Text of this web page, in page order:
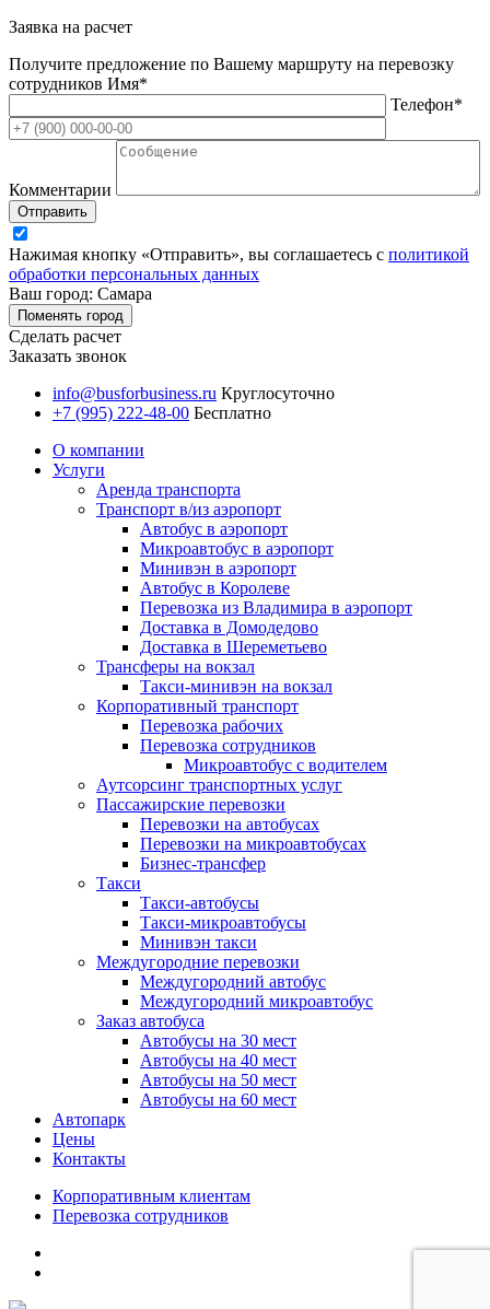
Заявка на расчет
Получите предложение по Вашему маршруту на перевозку
сотрудников Имя*
Телефон*
Комментарии
Отправить
Нажимая кнопку «Отправить», вы соглашаетесь с политикой
обработки персональных данных
Ваш город: Самара
Поменять город
Сделать расчет
Заказать звонок
info@busforbusiness.ru Круглосуточно
+7 (995) 222-48-00 Бесплатно
О компании
Услуги
Аренда транспорта
Транспорт в/из аэропорт
Автобус в аэропорт
Микроавтобус в аэропорт
Минивэн в аэропорт
Автобус в Королеве
Перевозка из Владимира в аэропорт
Доставка в Домодедово
Доставка в Шереметьево
Трансферы на вокзал
Такси-минивэн на вокзал
Корпоративный транспорт
Перевозка рабочих
Перевозка сотрудников
Микроавтобус с водителем
Аутсорсинг транспортных услуг
Пассажирские перевозки
Перевозки на автобусах
Перевозки на микроавтобусах
Бизнес-трансфер
Такси
Такси-автобусы
Такси-микроавтобусы
Минивэн такси
Междугородние перевозки
Междугородний автобус
Междугородний микроавтобус
Заказ автобуса
Автобусы на 30 мест
Автобусы на 40 мест
Автобусы на 50 мест
Автобусы на 60 мест
Автопарк
Цены
Контакты
Корпоративным клиентам
Перевозка сотрудников